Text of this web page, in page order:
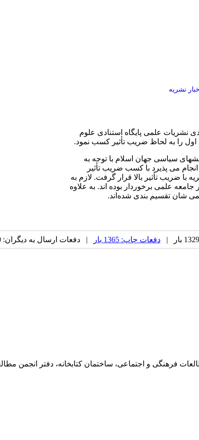
اخبار نشریه
علمی پایگاه استنادی علوم
را به لحاظ ضریب تأثیر کسب نمود.
سیاسی جهان اسلام با توجه به
انجام می پذیرد با کسب ضریب تأثیر
علوم سیاسی رتبه اول و در گروه علوم انسانی بین 10 نشریه با ضریب تأثیر بالا قرار گرفت. لازم به
علمی برخوردار بوده اند. به علاوه
شان تقسیم ‏بندی شده‌اند.
دفعات چاپ: 1365 بار | دفعات ارسال به دیگران: 0 بار |